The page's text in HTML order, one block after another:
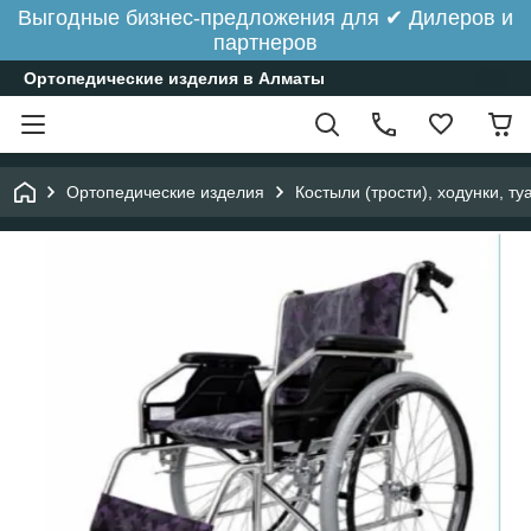
Выгодные бизнес-предложения для ✔ Дилеров и
партнеров
Ортопедические изделия в Алматы
Ортопедические изделия Костыли (трости), ходунки,